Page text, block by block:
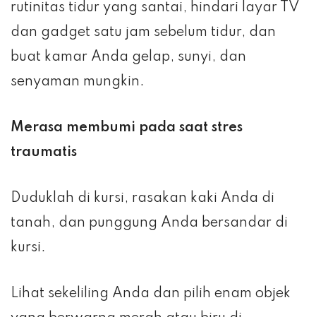
rutinitas tidur yang santai, hindari layar TV
dan gadget satu jam sebelum tidur, dan
buat kamar Anda gelap, sunyi, dan
senyaman mungkin.
Merasa membumi pada saat stres
traumatis
Duduklah di kursi, rasakan kaki Anda di
tanah, dan punggung Anda bersandar di
kursi.
Lihat sekeliling Anda dan pilih enam objek